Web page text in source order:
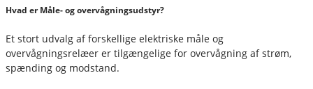
Hvad er Måle- og overvågningsudstyr?
Et stort udvalg af forskellige elektriske måle og
overvågningsrelæer er tilgængelige for overvågning af strøm,
spænding og modstand.